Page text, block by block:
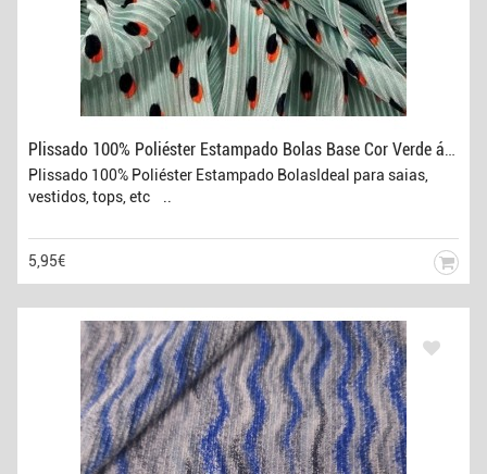
Plissado 100% Poliéster Estampado Bolas Base Cor Verde água
Plissado 100% Poliéster Estampado BolasIdeal para saias,
vestidos, tops, etc ..
5,95€